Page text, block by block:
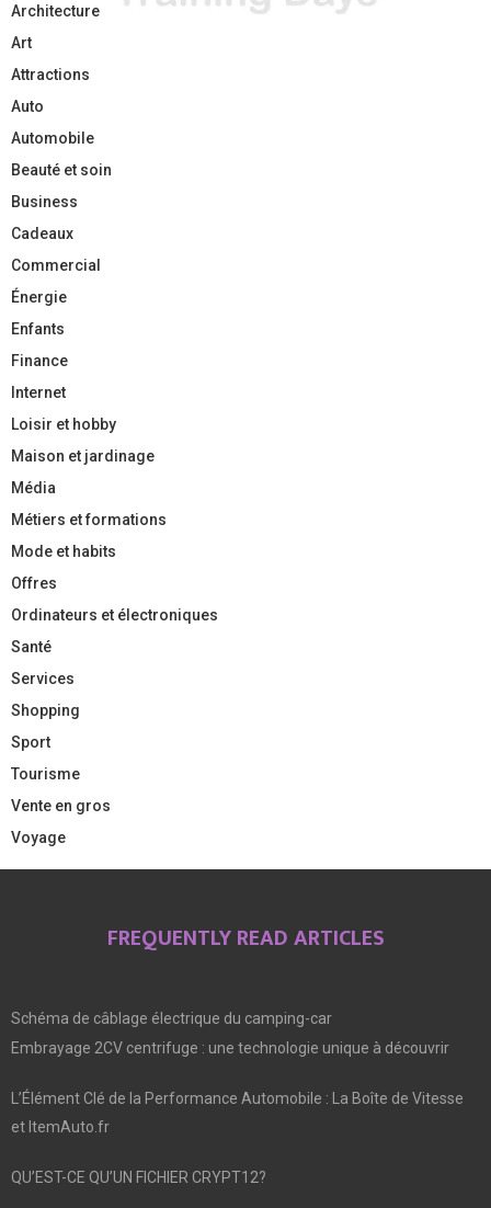
Architecture
Art
Attractions
Auto
Automobile
Beauté et soin
Business
Cadeaux
Commercial
Énergie
Enfants
Finance
Internet
Loisir et hobby
Maison et jardinage
Média
Métiers et formations
Mode et habits
Offres
Ordinateurs et électroniques
Santé
Services
Shopping
Sport
Tourisme
Vente en gros
Voyage
FREQUENTLY READ ARTICLES
Schéma de câblage électrique du camping-car
Embrayage 2CV centrifuge : une technologie unique à découvrir
L’Élément Clé de la Performance Automobile : La Boîte de Vitesse
et ItemAuto.fr
QU’EST-CE QU’UN FICHIER CRYPT12?